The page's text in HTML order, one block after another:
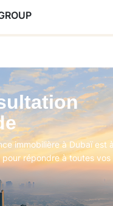
immobilière à Dubaï est
pour répondre à toutes vos